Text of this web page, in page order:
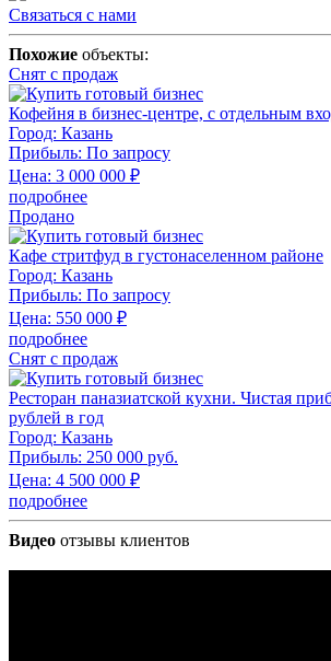
Связаться с нами
Похожие объекты:
Снят с продаж
Кофейня в бизнес-центре, с отдельным
Город: Казань
Прибыль: По запросу
Цена: 3 000 000 ₽
подробнее
Продано
Кафе стритфуд в густонаселенном районе
Город: Казань
Прибыль: По запросу
Цена: 550 000 ₽
подробнее
Снят с продаж
Ресторан паназиатской кухни. Чистая
рублей в год
Город: Казань
Прибыль: 250 000 руб.
Цена: 4 500 000 ₽
подробнее
Видео отзывы клиентов